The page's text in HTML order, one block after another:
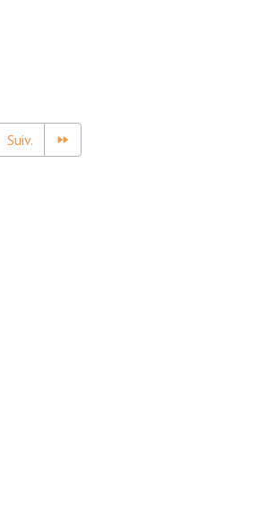
Suiv.